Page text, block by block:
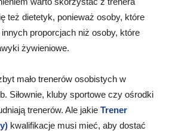
też dietetyk, ponieważ osoby, które
proporcjach niż osoby, które
żywieniowe.
mało trenerów osobistych w
Siłownie, kluby sportowe czy ośrodki
trenerów. Ale jakie Trener
kwalifikacje musi mieć, aby dostać